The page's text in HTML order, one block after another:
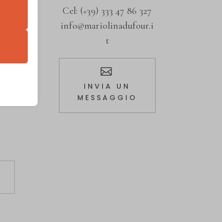
Cel: (+39) 333 47 86 327
info@mariolinadufour.i
t
INVIA UN
MESSAGGIO